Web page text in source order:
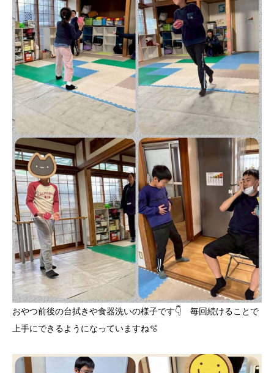
おやつ前後の台拭きや食器洗いの様子です👇️ 毎回続けることで
上手にできるようになっていますね🫧